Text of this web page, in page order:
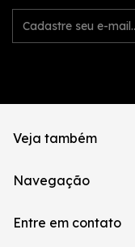
Veja também
Navegação
Entre em contato